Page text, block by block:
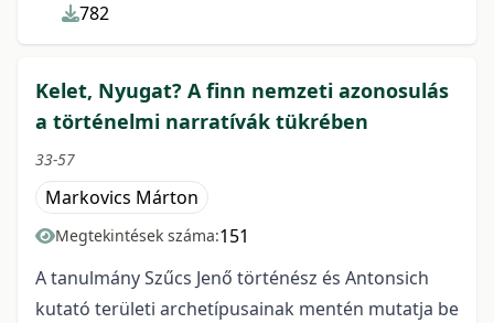
782
Kelet, Nyugat? A finn nemzeti azonosulás
a történelmi narratívák tükrében
33-57
Markovics Márton
Megtekintések száma:151
A tanulmány Szűcs Jenő történész és Antonsich
kutató területi archetípusainak mentén mutatja be